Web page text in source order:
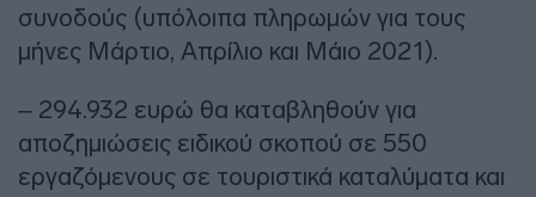
συνοδούς (υπόλοιπα πληρωμών για τους
μήνες Μάρτιο, Απρίλιο και Μάιο 2021).
– 294.932 ευρώ θα καταβληθούν για
αποζημιώσεις ειδικού σκοπού σε 550
εργαζόμενους σε τουριστικά καταλύματα και